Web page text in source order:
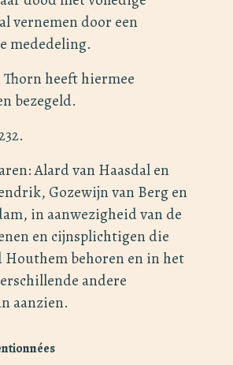
vernemen door een
mededeling.
heeft hiermee
bezegeld.
Alard van Haasdal en
Gozewijn van Berg en
in aanwezigheid van de
en cijnsplichtigen die
Houthem behoren en in het
andere
aanzien.